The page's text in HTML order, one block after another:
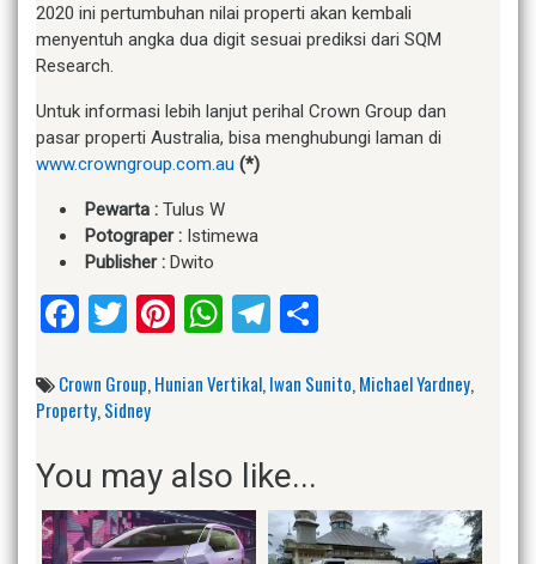
2020 ini pertumbuhan nilai properti akan kembali
menyentuh angka dua digit sesuai prediksi dari SQM
Research.
Untuk informasi lebih lanjut perihal Crown Group dan
pasar properti Australia, bisa menghubungi laman di
www.crowngroup.com.au (*)
Pewarta : Tulus W
Potograper : Istimewa
Publisher : Dwito
Facebook
Twitter
Pinterest
WhatsApp
Telegram
Crown Group,Hunian Vertikal,Iwan Sunito,Michael Yardney,
Property,Sidney
You may also like...